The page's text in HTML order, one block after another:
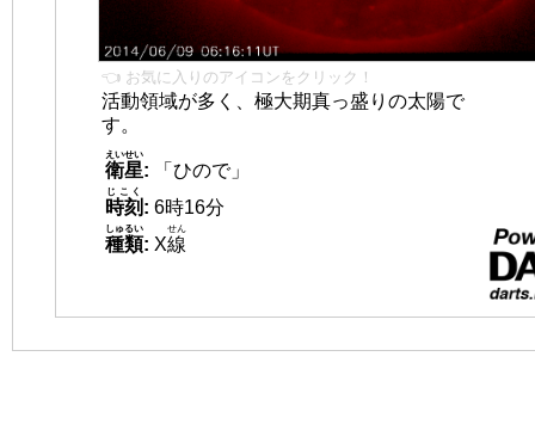
👈 お気に入りのアイコンをクリック！
活動領域が多く、極大期真っ盛りの太陽で
す。
衛星
えいせい
:
「ひので」
時刻
じこく
: 6時16分
種類
しゅるい
: X線
せん